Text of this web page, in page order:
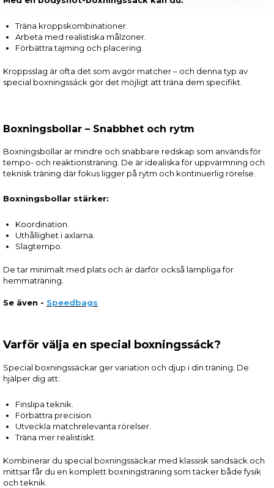
Träna kroppskombinationer.
Arbeta med realistiska målzoner.
Förbättra tajming och placering.
Kroppsslag är ofta det som avgör matcher – och denna typ av
special boxningssáck gör det möjligt att träna dem specifikt.
Boxningsbollar – Snabbhet och rytm
Boxningsbollar är mindre och snabbare redskap som används för
tempo- och reaktionsträning. De är idealiska för uppvärmning och
teknisk träning där fokus ligger på rytm och kontinuerlig rörelse.
Boxningsbollar stärker:
Koordination.
Uthållighet i axlarna.
Slagtempo.
De tar minimalt med plats och är därför också lämpliga för
hemmaträning.
Se även - Speedbags
Varför välja en special boxningssáck?
Special boxningssäckar ger variation och djup i din träning. De
hjälper dig att:
Finslipa teknik.
Förbättra precision.
Utveckla matchrelevanta rörelser.
Träna mer realistiskt.
Kombinerar du special boxningssäckar med klassisk sandsäck och
mittsar får du en komplett boxningsträning som täcker både fysik
och teknik.